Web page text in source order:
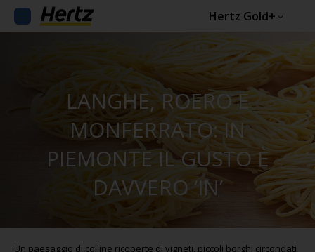
Hertz Gold+
LANGHE, ROERO E
MONFERRATO: IN
PIEMONTE IL GUSTO È
DAVVERO ‘IN’
Un paesaggio di colline ricoperte di vigneti, piccoli borghi circondati